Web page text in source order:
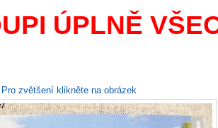
ÚPLNĚ
Pro zvětšení klikněte na obrázek